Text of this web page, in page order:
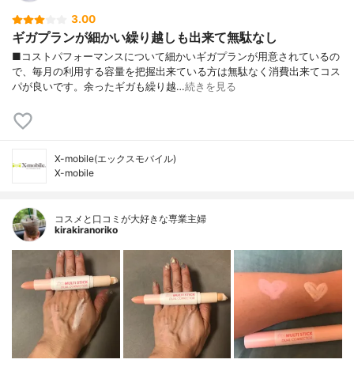
3.00
ギガプランが細かい繰り越しも出来て無駄なし
■コストパフォーマンスについて細かいギガプランが用意されているの
で、毎月の利用する容量を把握出来ている方は無駄なく消費出来てコス
パが良いです。余ったギガも繰り越…続きを見る
X-mobile(エックスモバイル)
X-mobile
コスメと口コミが大好きな専業主婦
kirakiranoriko